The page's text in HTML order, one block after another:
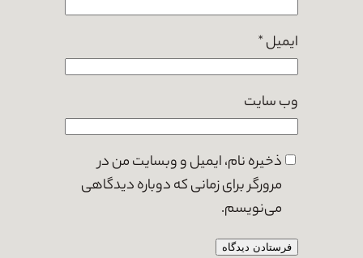
ایمیل*
وب‌ سایت
ذخیره نام، ایمیل و وبسایت من در
مرورگر برای زمانی که دوباره دیدگاهی
می‌نویسم.